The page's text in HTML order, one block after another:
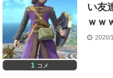
1 コメ
い友
ｗｗ
2020/